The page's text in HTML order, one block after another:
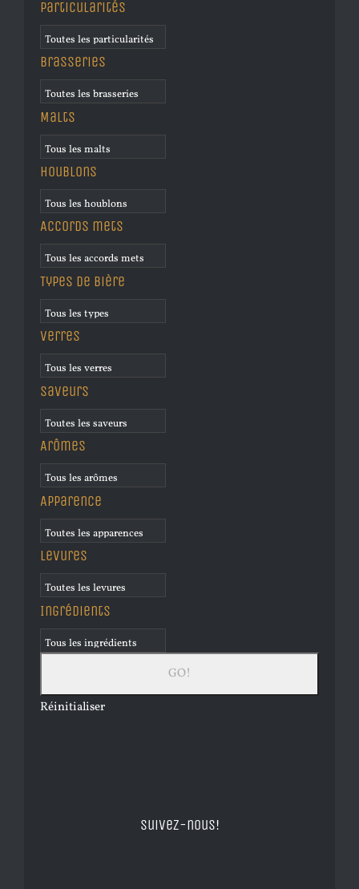
Particularités
Brasseries
Malts
Houblons
Accords mets
Types de bière
Verres
Saveurs
Arômes
Apparence
Levures
Ingrédients
Réinitialiser
Suivez-nous!